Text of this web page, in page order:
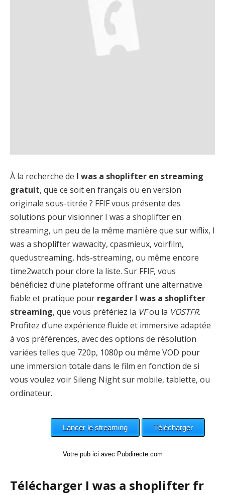
À la recherche de I was a shoplifter en streaming
gratuit, que ce soit en français ou en version
originale sous-titrée ? FFIF vous présente des
solutions pour visionner I was a shoplifter en
streaming, un peu de la même manière que sur wiflix, I
was a shoplifter wawacity, cpasmieux, voirfilm,
quedustreaming, hds-streaming, ou même encore
time2watch pour clore la liste. Sur FFIF, vous
bénéficiez d’une plateforme offrant une alternative
fiable et pratique pour regarder I was a shoplifter
streaming, que vous préfériez la VFou la VOSTFR.
Profitez d’une expérience fluide et immersive adaptée
à vos préférences, avec des options de résolution
variées telles que 720p, 1080p ou même VOD pour
une immersion totale dans le film en fonction de si
vous voulez voir Sileng Night sur mobile, tablette, ou
ordinateur.
Votre pub ici avec Pubdirecte.com
Télécharger I was a shoplifter fr